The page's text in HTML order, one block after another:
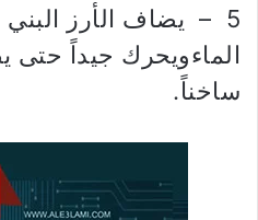
5 – يضاف الأرز
الماءويحرك جيداً حتى
ساخناً.